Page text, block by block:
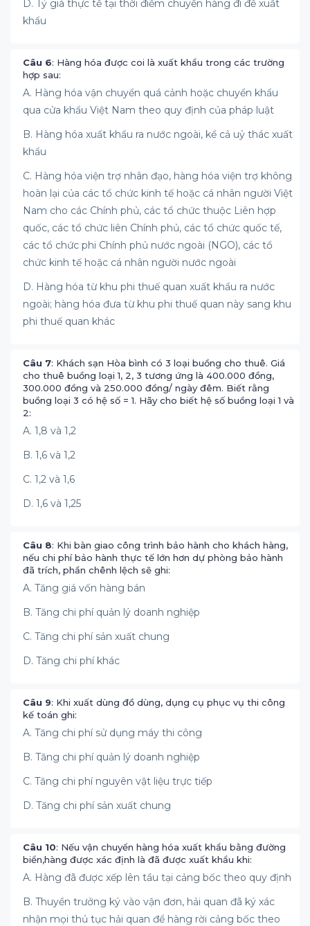
D. Tỷ giá thực tế tại thời điểm chuyển hàng đi để xuất
khẩu
Câu 6: Hàng hóa được coi là xuất khẩu trong các trường
hợp sau:
A. Hàng hóa vận chuyển quá cảnh hoặc chuyển khẩu
qua cửa khẩu Việt Nam theo quy định của pháp luật
B. Hàng hóa xuất khẩu ra nước ngoài, kể cả uỷ thác xuất
khẩu
C. Hàng hóa viện trợ nhân đạo, hàng hóa viện trợ không
hoàn lại của các tổ chức kinh tế hoặc cá nhân người Việt
Nam cho các Chính phủ, các tổ chức thuộc Liên hợp
quốc, các tổ chức liên Chính phủ, các tổ chức quốc tế,
các tổ chức phi Chính phủ nước ngoài (NGO), các tổ
chức kinh tế hoặc cá nhân người nước ngoài
D. Hàng hóa từ khu phi thuế quan xuất khẩu ra nước
ngoài; hàng hóa đưa từ khu phi thuế quan này sang khu
phi thuế quan khác
Câu 7: Khách sạn Hòa bình có 3 loại buồng cho thuê. Giá
cho thuê buồng loại 1, 2, 3 tương ứng là 400.000 đồng,
300.000 đồng và 250.000 đồng/ ngày đêm. Biết rằng
buồng loại 3 có hệ số = 1. Hãy cho biết hệ số buồng loại 1 và
2:
A. 1,8 và 1,2
B. 1,6 và 1,2
C. 1,2 và 1,6
D. 1,6 và 1,25
Câu 8: Khi bàn giao công trình bảo hành cho khách hàng,
nếu chi phí bảo hành thực tế lớn hơn dự phòng bảo hành
đã trích, phần chênh lệch sẽ ghi:
A. Tăng giá vốn hàng bán
B. Tăng chi phí quản lý doanh nghiệp
C. Tăng chi phí sản xuất chung
D. Tăng chi phí khác
Câu 9: Khi xuất dùng đồ dùng, dụng cụ phục vụ thi công
kế toán ghi:
A. Tăng chi phí sử dụng máy thi công
B. Tăng chi phí quản lý doanh nghiệp
C. Tăng chi phí nguyên vật liệu trực tiếp
D. Tăng chi phí sản xuất chung
Câu 10: Nếu vận chuyển hàng hóa xuất khẩu bằng đường
biển,hàng được xác định là đã được xuất khẩu khi:
A. Hàng đã được xếp lên tầu tại cảng bốc theo quy định
B. Thuyền trưởng ký vào vận đơn, hải quan đã ký xác
nhận mọi thủ tục hải quan để hàng rời cảng bốc theo